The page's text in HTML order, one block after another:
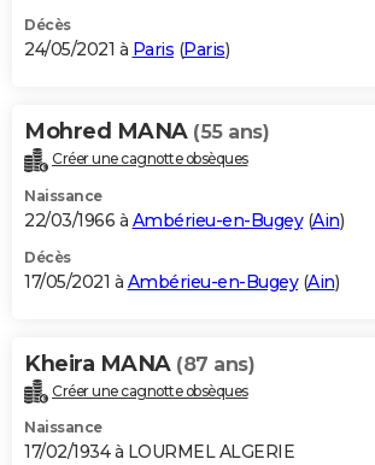
Décès
24/05/2021 à Paris (Paris)
Mohred MANA (55 ans)
Créer une cagnotte obsèques
Naissance
22/03/1966 à Ambérieu-en-Bugey(Ain)
Décès
17/05/2021 à Ambérieu-en-Bugey(Ain)
Kheira MANA (87 ans)
Créer une cagnotte obsèques
Naissance
17/02/1934 à LOURMEL ALGERIE